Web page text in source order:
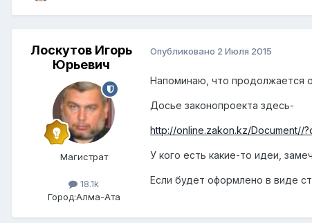
Лоскутов Игорь
Юрьевич
Магистрат
18.1k
Город:Алма-Ата
Опубликовано 2 Июля 2015
Напоминаю, что продолжается
Досье законопроекта здесь-
http://online.zakon.kz/Document//
У кого есть какие-то идеи,
Если будет оформлено в виде